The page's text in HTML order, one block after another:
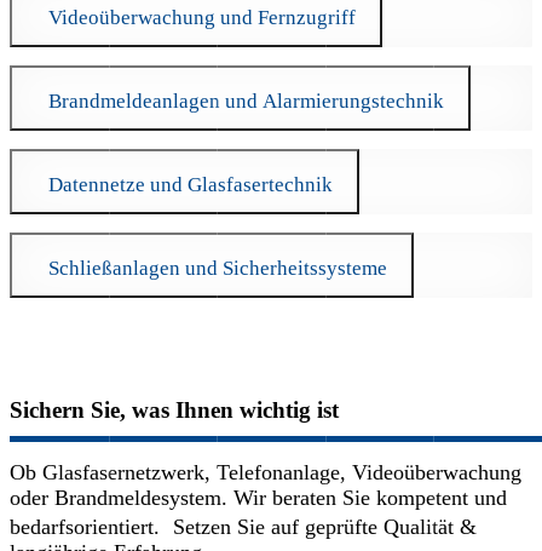
Videoüberwachung und Fernzugriff
Brandmeldeanlagen und Alarmierungstechnik
Datennetze und Glasfasertechnik
Schließanlagen und Sicherheitssysteme
Sichern Sie, was Ihnen wichtig ist
Ob Glasfasernetzwerk, Telefonanlage, Videoüberwachung
oder Brandmeldesystem. Wir beraten Sie kompetent und
bedarfsorientiert. Setzen Sie auf geprüfte Qualität &